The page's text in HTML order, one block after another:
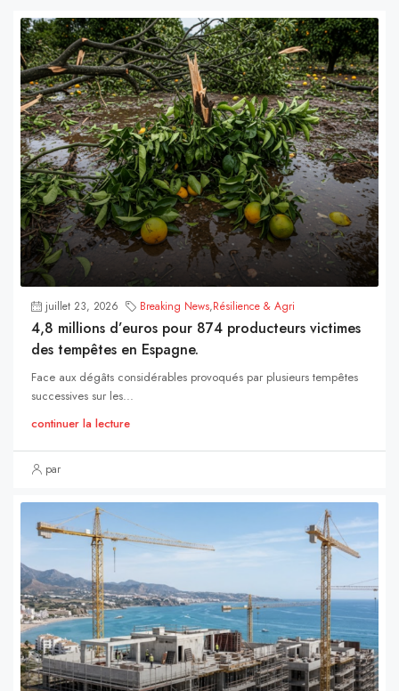
juillet 23, 2026 Breaking News,Résilience & Agri
4,8 millions d’euros pour 874 producteurs victimes
des tempêtes en Espagne.
Face aux dégâts considérables provoqués par plusieurs tempêtes
successives sur les...
continuer la lecture
par